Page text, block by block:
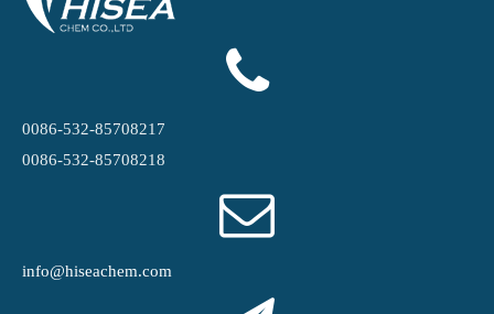
0086-532-85708217
0086-532-85708218
info@hiseachem.com